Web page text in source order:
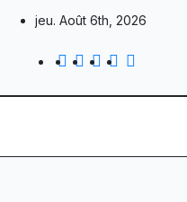
jeu. Août 6th, 2026